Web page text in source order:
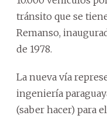
tránsito que se
Remanso,
de 1978.
La nueva vía
ingeniería
(saber hacer) para